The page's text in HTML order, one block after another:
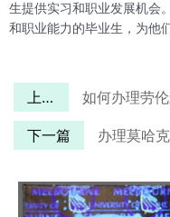
生提供实习和职业发展机会
和职业能力的毕业生，为他
上一篇
下一篇 办理莫哈